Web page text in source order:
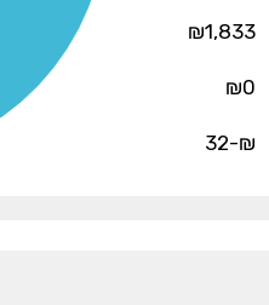
₪1,833
₪0
₪-32